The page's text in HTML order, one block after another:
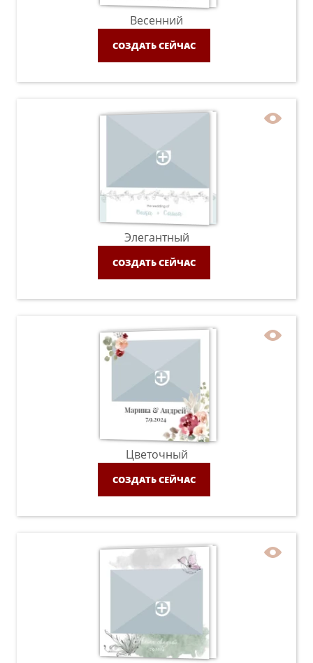
Весенний
СОЗДАТЬ СЕЙЧАС
Элегантный
СОЗДАТЬ СЕЙЧАС
Цветочный
СОЗДАТЬ СЕЙЧАС